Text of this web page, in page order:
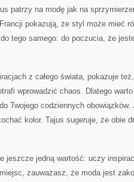
patrzy na modę jak na
pokazują, że styl może mieć
tego samego: do poczucia, że
z całego świata, pokazuje
wprowadzić chaos. Dlatego
Twojego codziennych
kolor. Tajus sugeruje, że obie
jeszcze jedną wartość: uczy
zauważasz, że moda jest